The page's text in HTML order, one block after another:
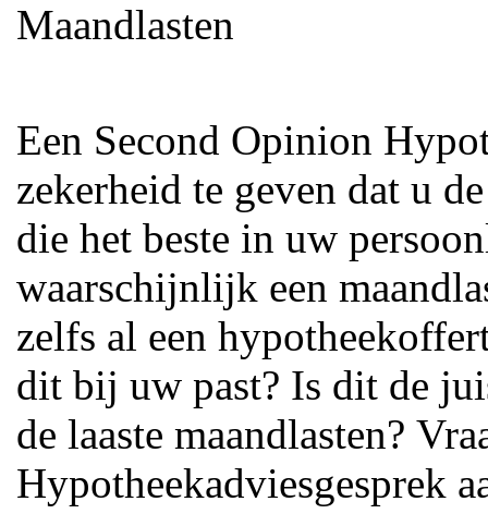
Maandlasten
Een Second Opinion
zekerheid te geven dat u
die het beste in uw
waarschijnlijk een
zelfs al een
dit bij uw past? Is dit de
de laaste maandlasten?
Hypotheekadviesgesprek